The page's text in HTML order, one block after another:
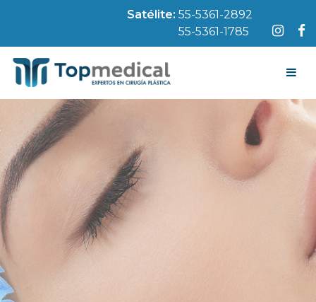
Satélite: 55-5361-2892
55-5361-1785